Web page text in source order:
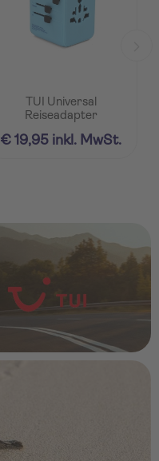
TUI Universal
Reiseadapter
€ 19,95 inkl. MwSt.